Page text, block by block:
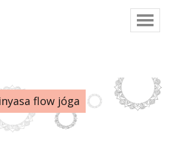
Toggle
flow jóga